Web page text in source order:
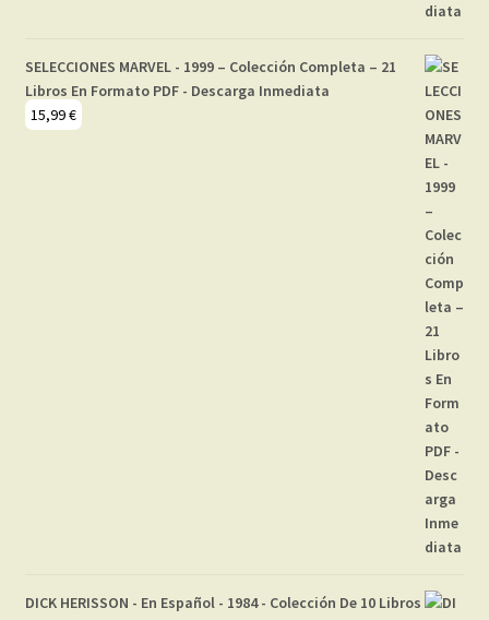
SELECCIONES MARVEL - 1999 – Colección Completa – 21
Libros En Formato PDF - Descarga Inmediata
15,99€
DICK HERISSON - En Español - 1984 - Colección De 10 Libros